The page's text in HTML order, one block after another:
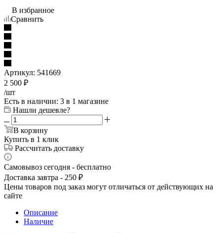
В избранное
Сравнить
Артикул: 541669
2 500 ₽
/шт
Есть в наличии: 3 в 1 магазине
Нашли дешевле?
В корзину
Купить в 1 клик
Рассчитать доставку
Самовывоз сегодня - бесплатно
Доставка завтра - 250 ₽
Цены товаров под заказ могут отличаться от действующих на
сайте
Описание
Наличие